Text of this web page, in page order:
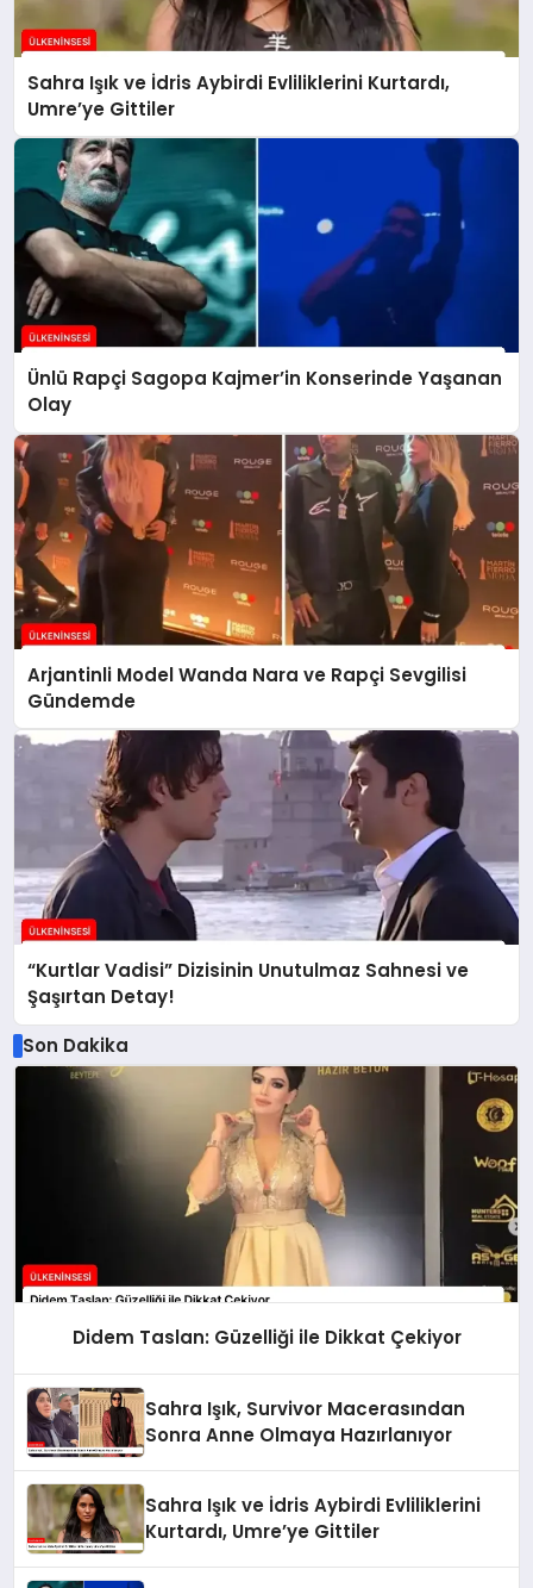
Sahra Işık ve İdris Aybirdi Evliliklerini Kurtardı,
Umre’ye Gittiler
Ünlü Rapçi Sagopa Kajmer’in Konserinde Yaşanan
Olay
Arjantinli Model Wanda Nara ve Rapçi Sevgilisi
Gündemde
“Kurtlar Vadisi” Dizisinin Unutulmaz Sahnesi ve
Şaşırtan Detay!
Son Dakika
Didem Taslan: Güzelliği ile Dikkat Çekiyor
Sahra Işık, Survivor Macerasından
Sonra Anne Olmaya Hazırlanıyor
Sahra Işık ve İdris Aybirdi Evliliklerini
Kurtardı, Umre’ye Gittiler